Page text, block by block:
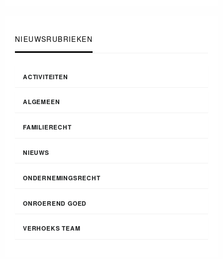
NIEUWSRUBRIEKEN
ACTIVITEITEN
ALGEMEEN
FAMILIERECHT
NIEUWS
ONDERNEMINGSRECHT
ONROEREND GOED
VERHOEKS TEAM